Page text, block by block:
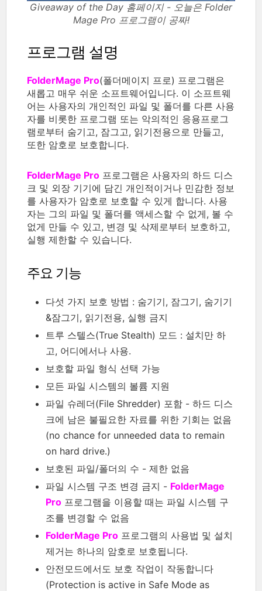
Giveaway of the Day 홈페이지 - 오늘은 Folder
Mage Pro 프로그램이 공짜!
프로그램 설명
FolderMage Pro(폴더메이지 프로) 프로그램은
새롭고 매우 쉬운 소프트웨어입니다. 이 소프트웨
어는 사용자의 개인적인 파일 및 폴더를 다른 사용
자를 비롯한 프로그램 또는 악의적인 응용프로그
램로부터 숨기고, 잠그고, 읽기전용으로 만들고,
또한 암호로 보호합니다.
FolderMage Pro 프로그램은 사용자의 하드 디스
크 및 외장 기기에 담긴 개인적이거나 민감한 정보
를 사용자가 암호로 보호할 수 있게 합니다. 사용
자는 그의 파일 및 폴더를 액세스할 수 없게, 볼 수
없게 만들 수 있고, 변경 및 삭제로부터 보호하고,
실행 제한할 수 있습니다.
주요 기능
다섯 가지 보호 방법 : 숨기기, 잠그기, 숨기기
&잠그기, 읽기전용, 실행 금지
트루 스텔스(True Stealth) 모드 : 설치만 하
고, 어디에서나 사용.
보호할 파일 형식 선택 가능
모든 파일 시스템의 볼륨 지원
파일 슈레더(File Shredder) 포함 - 하드 디스
크에 남은 불필요한 자료를 위한 기회는 없음
(no chance for unneeded data to remain
on hard drive.)
보호된 파일/폴더의 수 - 제한 없음
파일 시스템 구조 변경 금지 - FolderMage
Pro 프로그램을 이용할 때는 파일 시스템 구
조를 변경할 수 없음
FolderMage Pro 프로그램의 사용법 및 설치
제거는 하나의 암호로 보호됩니다.
안전모드에서도 보호 작업이 작동합니다
(Protection is active in Safe Mode as